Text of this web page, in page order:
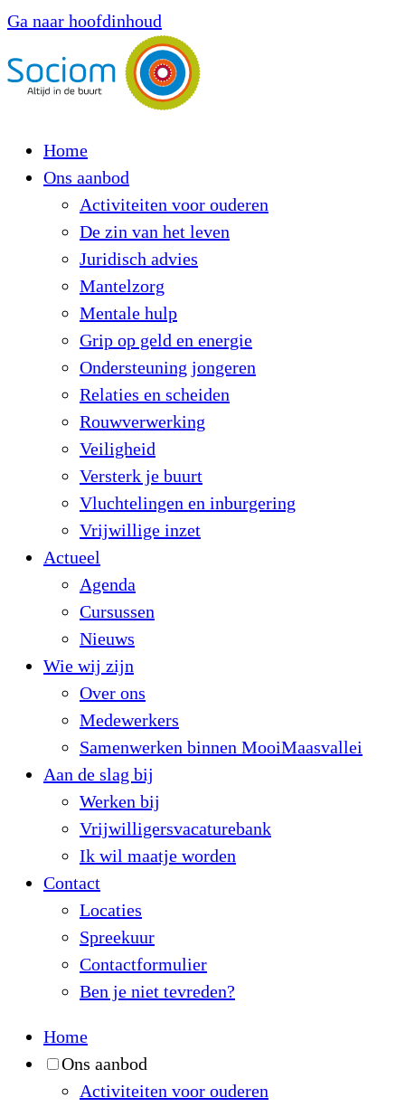
Ga naar hoofdinhoud
Home
Ons aanbod
Activiteiten voor ouderen
De zin van het leven
Juridisch advies
Mantelzorg
Mentale hulp
Grip op geld en energie
Ondersteuning jongeren
Relaties en scheiden
Rouwverwerking
Veiligheid
Versterk je buurt
Vluchtelingen en inburgering
Vrijwillige inzet
Actueel
Agenda
Cursussen
Nieuws
Wie wij zijn
Over ons
Medewerkers
Samenwerken binnen MooiMaasvallei
Aan de slag bij
Werken bij
Vrijwilligersvacaturebank
Ik wil maatje worden
Contact
Locaties
Spreekuur
Contactformulier
Ben je niet tevreden?
Home
Ons aanbod
Activiteiten voor ouderen